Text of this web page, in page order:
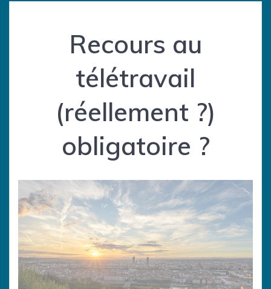
Recours au
télétravail
(réellement ?)
obligatoire ?